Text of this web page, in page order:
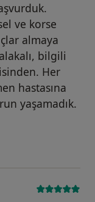
ve korse
almaya
bilgili
Her
hastasına
yaşamadık.